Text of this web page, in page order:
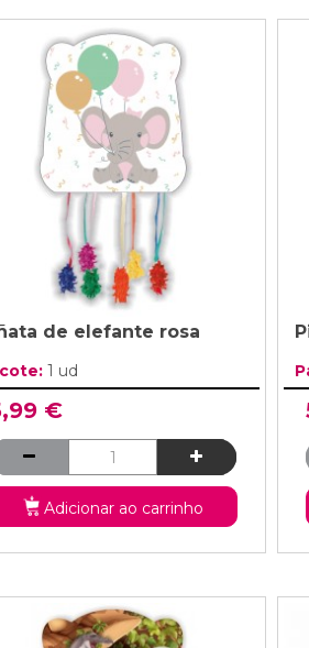
de elefante rosa
1 ud
€
Adicionar ao carrinho